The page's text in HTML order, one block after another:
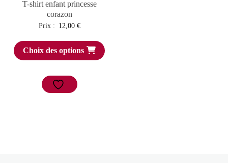
T-shirt enfant princesse
corazon
Prix : 12,00 €
Choix des options